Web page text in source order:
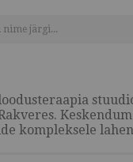
kompleksele